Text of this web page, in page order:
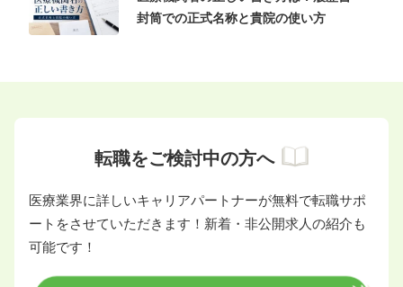
封筒での正式名称と貴院の使い方
転職をご検討中の方へ
医療業界に詳しいキャリアパートナーが無料で転職サポ
ートをさせていただきます！新着・非公開求人の紹介も
可能です！